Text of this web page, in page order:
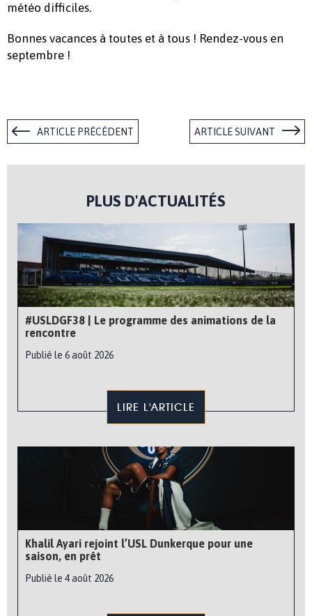
météo difficiles.
Bonnes vacances à toutes et à tous ! Rendez-vous en
septembre !
ARTICLE PRÉCÉDENT ARTICLE SUIVANT
PLUS D'ACTUALITÉS
#USLDGF38 | Le programme des animations de la
rencontre
Publié le 6 août 2026
LIRE L'ARTICLE
Khalil Ayari rejoint l’USL Dunkerque pour une
saison, en prêt
Publié le 4 août 2026